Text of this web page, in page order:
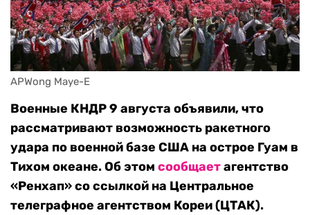
APWong Maye-E
Военные КНДР 9 августа объявили, что
рассматривают возможность ракетного
удара по военной базе США на острое Гуам в
Тихом океане. Об этом сообщаетагентство
«Ренхап» со ссылкой на Центральное
телеграфное агентством Кореи (ЦТАК).